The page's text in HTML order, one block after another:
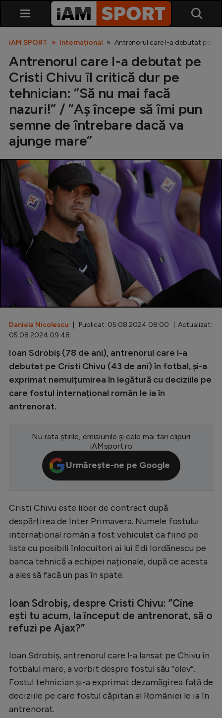
SuperLiga
Liga 2
Cupa României
Echipa Națională
U21
Fotbal feminin
Special
Clasamente
Champions League
Europa League
Conference League
LaLiga
Serie A
Campionate
Starurile fotbalului
EURO 2024
Stranieri
Handbal
Natație
Formula 1
iAM SPORT Internațional Antrenorul care l-a debutat pe
Antrenorul care l-a debutat pe
Cristi Chivu îl critică dur pe
tehnician: ”Să nu mai facă
nazuri!” / ”Aș începe să îmi pun
semne de întrebare dacă va
ajunge mare”
Daniela Nicolescu | Publicat: 05.08.2024 08:00 | Actualizat:
05.08.2024 09:48
Ioan Sdrobiş (78 de ani), antrenorul care l-a
debutat pe Cristi Chivu (43 de ani) în fotbal, și-a
exprimat nemulțumirea în legătură cu deciziile pe
care fostul internațional român le ia în
antrenorat.
Nu rata știrile, emisiunile și cele mai tari clipuri
iAMsport.ro
Urmărește-ne pe Google
Cristi Chivu este liber de contract după
despărțirea de Inter Primavera. Numele fostului
internațional român a fost vehiculat ca fiind pe
lista cu posibili înlocuitori ai lui Edi Iordănescu pe
banca tehnică a echipei naționale, după ce acesta
a ales să facă un pas în spate.
Ioan Sdrobiș, despre Cristi Chivu: ”Cine
ești tu acum, la început de antrenorat, să o
refuzi pe Ajax?”
Ioan Sdrobiș, antrenorul care l-a lansat pe Chivu în
fotbalul mare, a vorbit despre fostul său ”elev”.
Fostul tehnician și-a exprimat dezamăgirea față de
deciziile pe care fostul căpitan al României le ia în
antrenorat.